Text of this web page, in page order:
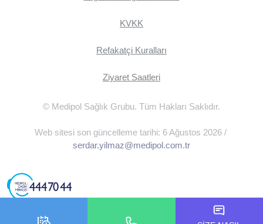
KVKK
Refakatçi Kuralları
Ziyaret Saatleri
© Medipol Sağlık Grubu. Tüm Hakları Saklıdır.
Web sitesi son güncelleme tarihi: 6 Ağustos 2026 /
serdar.yilmaz@medipol.com.tr